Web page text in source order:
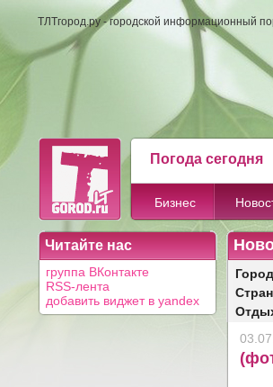
ТЛТгород.ру - городской информационный
Погода сегодня
Бизнес
Читайте нас
группа ВКонтакте
RSS-лента
добавить виджет в yandex
Город